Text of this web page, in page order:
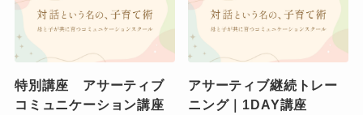
特別講座 アサーティブ
コミュニケーション講座
アサーティブ継続トレー
ニング｜1DAY講座